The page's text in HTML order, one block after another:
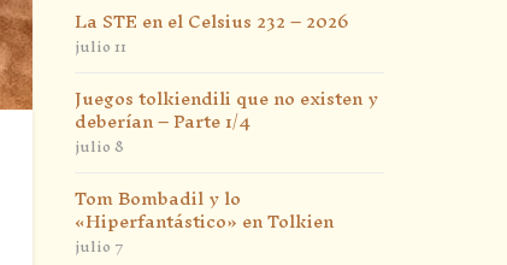
La STE en el Celsius 232 – 2026
julio 11
Juegos tolkiendili que no existen y
deberían – Parte 1/4
julio 8
Tom Bombadil y lo
«Hiperfantástico» en Tolkien
julio 7